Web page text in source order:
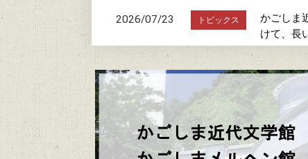
2026/07/23 トピックス
かごしま
けて、長
2026/07/20 トピックス 朗読の時
2026/07/19 トピックス 駐車場お